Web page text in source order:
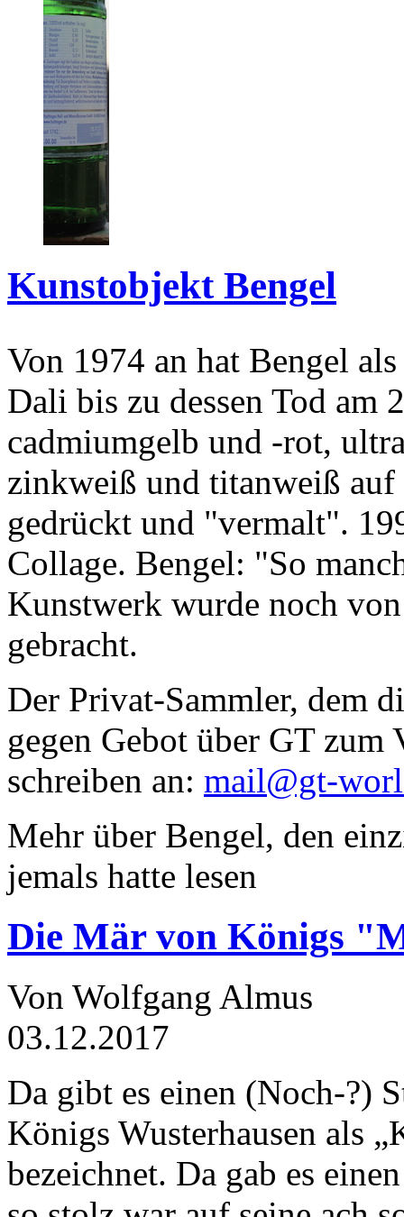
Kunstobjekt Bengel
Von 1974 an hat Bengel
Dali bis zu dessen Tod am
cadmiumgelb und -rot,
zinkweiß und titanweiß
gedrückt und "vermalt".
Collage. Bengel: "So
Kunstwerk wurde noch
gebracht.
Der Privat-Sammler, dem
gegen Gebot über GT zum
schreiben an: mail@gt-
Mehr über Bengel, den
jemals hatte lesen
Die Mär von Königs
Von Wolfgang Almus
03.12.2017
Da gibt es einen (Noch-?)
Königs Wusterhausen als
bezeichnet. Da gab es